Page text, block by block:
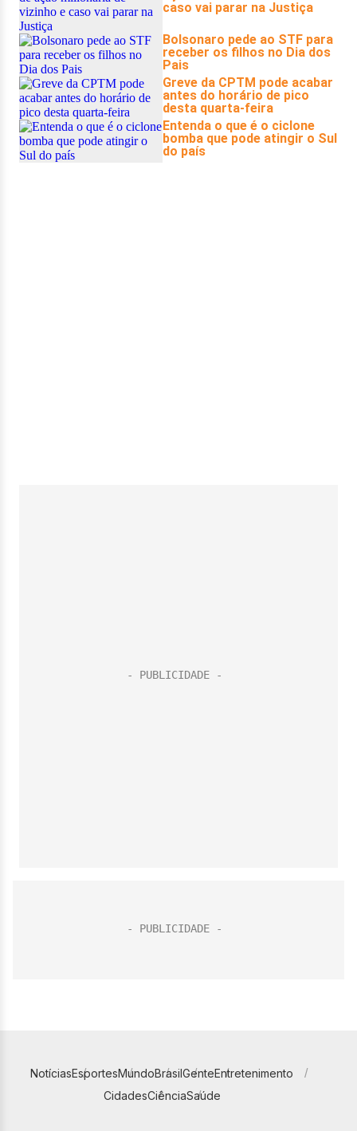
NotíciasEsportesMundoBrasilGenteEntretenimento
CidadesCiênciaSaúde